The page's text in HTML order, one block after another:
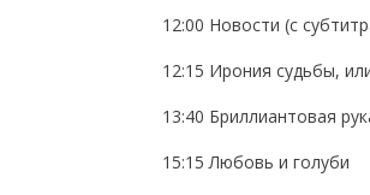
12:00 Новости (с
12:15 Ирония судьбы,
13:40 Бриллиантовая
15:15 Любовь и голуби